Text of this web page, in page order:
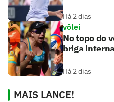
Há 2 dias
vôlei
No topo do
briga
Há 2 dias
MAIS LANCE!